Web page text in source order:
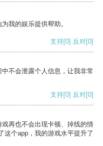
我的娱乐提供帮助。
支持[0] 反对[0]
不会泄露个人信息，让我非常
支持[0] 反对[0]
再也不会出现卡顿、掉线的情
这个app，我的游戏水平提升了